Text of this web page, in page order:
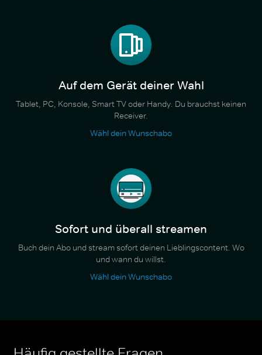
Auf dem Gerät deiner Wahl
Tablet, PC, Konsole, Smart TV oder Handy. Du brauchst keinen
Receiver.
Wähl dein Wunschabo
Sofort und überall streamen
Buch dein Abo und stream sofort deinen Lieblingscontent. Wo
und wann du willst.
Wähl dein Wunschabo